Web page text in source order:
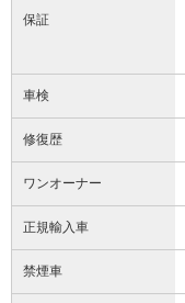
保証
車検
修復歴
ワンオーナー
正規輸入車
禁煙車